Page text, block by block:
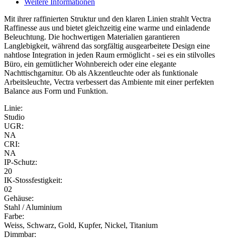
Weitere Informationen
Mit ihrer raffinierten Struktur und den klaren Linien strahlt Vectra
Raffinesse aus und bietet gleichzeitig eine warme und einladende
Beleuchtung. Die hochwertigen Materialien garantieren
Langlebigkeit, während das sorgfältig ausgearbeitete Design eine
nahtlose Integration in jeden Raum ermöglicht - sei es ein stilvolles
Büro, ein gemütlicher Wohnbereich oder eine elegante
Nachttischgarnitur. Ob als Akzentleuchte oder als funktionale
Arbeitsleuchte, Vectra verbessert das Ambiente mit einer perfekten
Balance aus Form und Funktion.
Linie:
Studio
UGR:
NA
CRI:
NA
IP-Schutz:
20
IK-Stossfestigkeit:
02
Gehäuse:
Stahl / Aluminium
Farbe:
Weiss, Schwarz, Gold, Kupfer, Nickel, Titanium
Dimmbar: